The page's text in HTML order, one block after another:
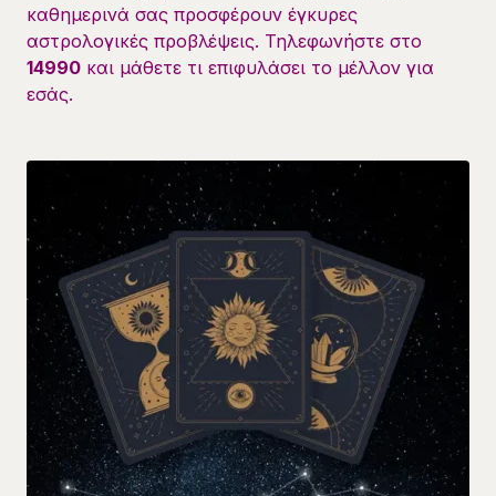
καθημερινά σας προσφέρουν έγκυρες
αστρολογικές προβλέψεις. Τηλεφωνήστε στο
14990 και μάθετε τι επιφυλάσει το μέλλον για
εσάς.